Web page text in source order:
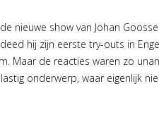
nieuwe show van Johan
hij zijn eerste try-outs in
Maar de reacties waren zo
onderwerp, waar eigenlijk